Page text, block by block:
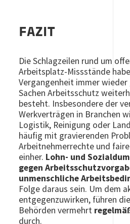
FAZIT
Die Schlagzeilen rund um
Arbeitsplatz-Missstände
Vergangenheit immer
Sachen Arbeitsschutz
besteht. Insbesondere der
Werkverträgen in Branchen
Logistik, Reinigung oder
häufig mit gravierenden
Arbeitnehmerrechte und
einher. Lohn- und
gegen
unmenschliche
Folge daraus sein. Um dem
entgegenzuwirken, führen
Behörden vermehrt
durch.